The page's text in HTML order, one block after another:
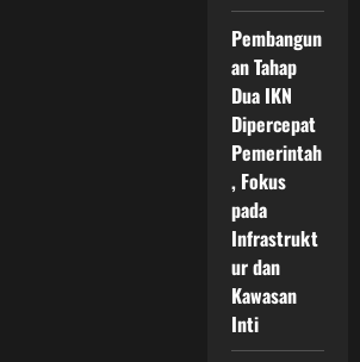
Pembangun
an Tahap
Dua IKN
Dipercepat
Pemerintah
, Fokus
pada
Infrastrukt
ur dan
Kawasan
Inti